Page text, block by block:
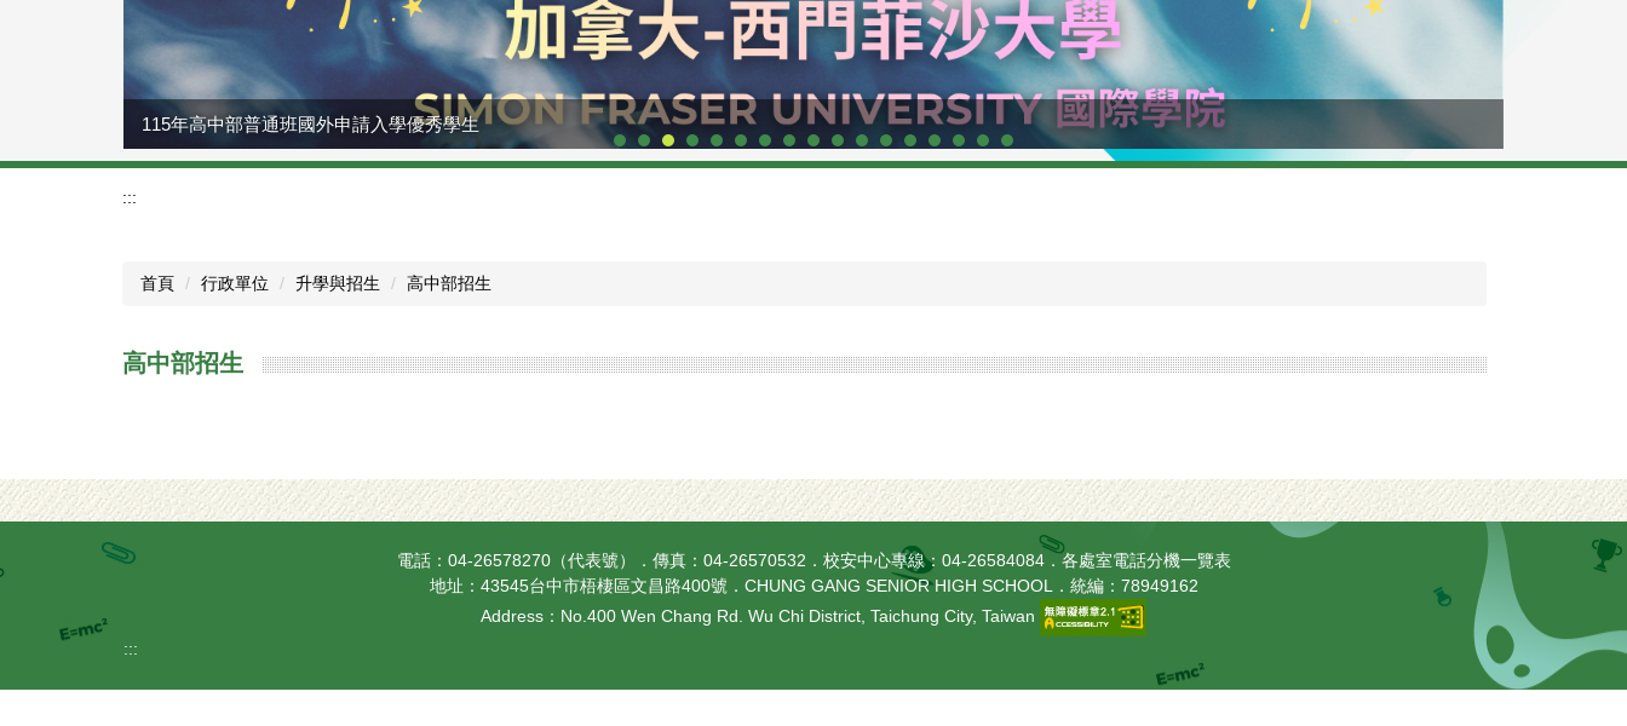
115年高中部普通班國外申請入學優秀學生
:::
首頁 行政單位 升學與招生 高中部招生
高中部招生
電話：04-26578270（代表號）．傳真：04-26570532．校安中心專線：04-26584084． 各處室電話分機一覽表
地址：43545台中市梧棲區文昌路400號．CHUNG GANG SENIOR HIGH SCHOOL．統編：78949162
Address：No.400 Wen Chang Rd. Wu Chi District, Taichung City, Taiwan
:::